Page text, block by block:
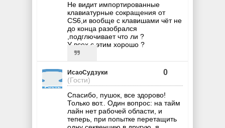
Не видит импортированные
клавиатурные сокращения от
CS6,и вообще с клавишами чёт не
до конца разобрался
,подглючивает что ли ?
У всех с этим хорошо ?
ИсаоСудзуки
(Гости)
0
Спасибо, пушок, все здорово!
Только вот.. Один вопрос: на тайм
лайн нет рабочей области, и
теперь, при попытке перетащить